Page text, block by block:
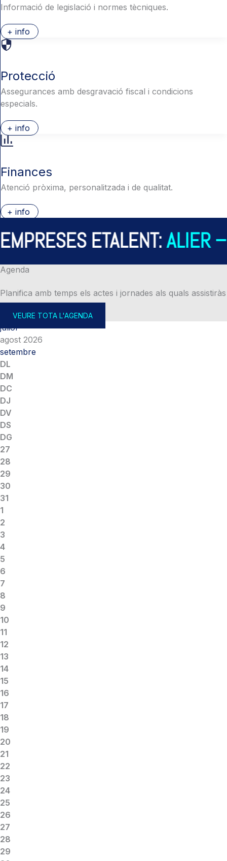
Informació de legislació i normes tècniques.
+ info
Protecció
Assegurances amb desgravació fiscal i condicions
especials.
+ info
Finances
Atenció pròxima, personalitzada i de qualitat.
+ info
ETALENT:ALIER –
Agenda
Planifica amb temps els actes i jornades als quals assistiràs
VEURE TOTA L'AGENDA
juliol
agost 2026
setembre
DL
DM
DC
DJ
DV
DS
DG
27
28
29
30
31
1
2
3
4
5
6
7
8
9
10
11
12
13
14
15
16
17
18
19
20
21
22
23
24
25
26
27
28
29